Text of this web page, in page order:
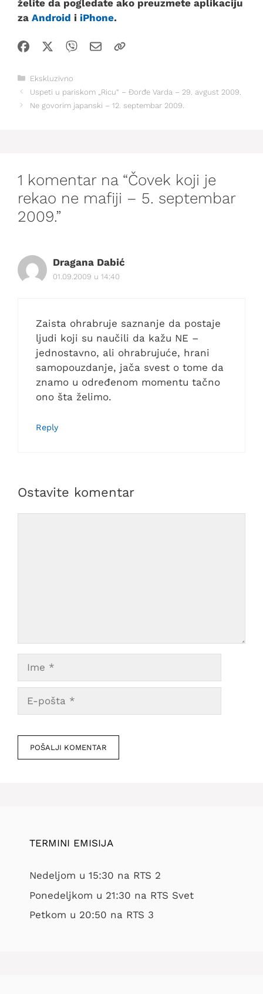
želite da pogledate ako preuzmete aplikaciju
za Android i iPhone.
Kategorije
Ekskluzivno
Uspeti u pariskom „Ricu“ – Đorđe Varda – 29. avgust 2009.
Ne govorim japanski – 12. septembar 2009.
1 komentar na “Čovek koji je
rekao ne mafiji – 5. septembar
2009.”
Dragana Dabić
01.09.2009 u 14:40
Zaista ohrabruje saznanje da postaje
ljudi koji su naučili da kažu NE –
jednostavno, ali ohrabrujuće, hrani
samopouzdanje, jača svest o tome da
znamo u određenom momentu tačno
ono šta želimo.
Reply
Ostavite komentar
pošta
mesto
TERMINI EMISIJA
Nedeljom u 15:30 na RTS 2
Ponedeljkom u 21:30 na RTS Svet
Petkom u 20:50 na RTS 3